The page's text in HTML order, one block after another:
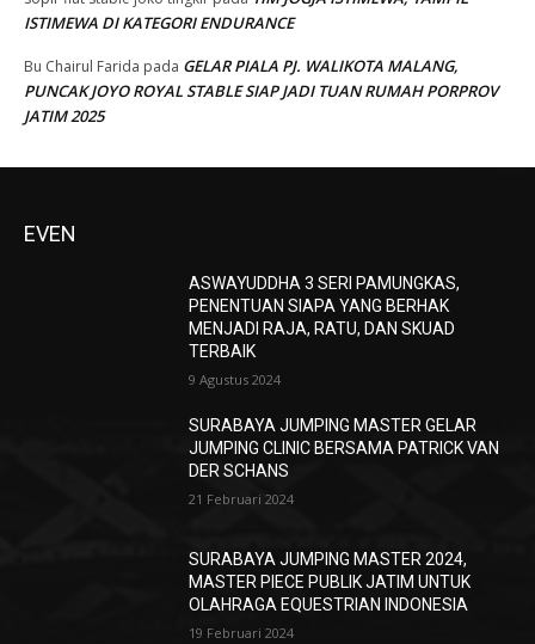
ISTIMEWA DI KATEGORI ENDURANCE
Bu Chairul Farida pada GELAR PIALA PJ. WALIKOTA MALANG,
PUNCAK JOYO ROYAL STABLE SIAP JADI TUAN RUMAH PORPROV
JATIM 2025
EVEN
ASWAYUDDHA 3 SERI PAMUNGKAS,
PENENTUAN SIAPA YANG BERHAK
MENJADI RAJA, RATU, DAN SKUAD
TERBAIK
9 Agustus 2024
SURABAYA JUMPING MASTER GELAR
JUMPING CLINIC BERSAMA PATRICK VAN
DER SCHANS
21 Februari 2024
SURABAYA JUMPING MASTER 2024,
MASTER PIECE PUBLIK JATIM UNTUK
OLAHRAGA EQUESTRIAN INDONESIA
19 Februari 2024